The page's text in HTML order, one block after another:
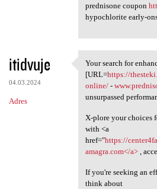
prednisone coupon
hypochlorite early-
itidvuje
04.03.2024
Adres
Your search for
Your search for
[URL=https://
online/-
unsurpassed
X-plore your choices
with <a
href="https://
amagra.com</a>,
If you're seeking an
think about